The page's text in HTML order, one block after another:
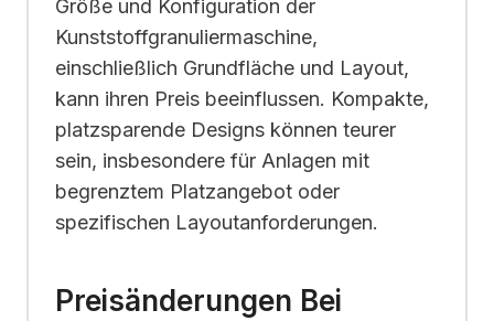
Größe und Konfiguration der
Kunststoffgranuliermaschine,
einschließlich Grundfläche und Layout,
kann ihren Preis beeinflussen. Kompakte,
platzsparende Designs können teurer
sein, insbesondere für Anlagen mit
begrenztem Platzangebot oder
spezifischen Layoutanforderungen.
Preisänderungen Bei